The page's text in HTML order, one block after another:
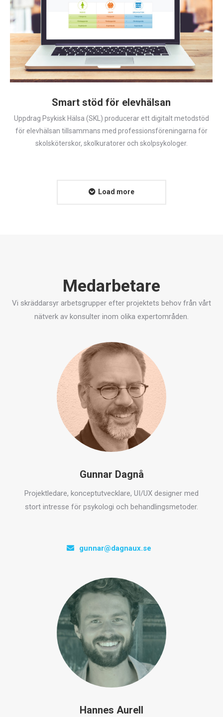
Smart stöd för elevhälsan
Uppdrag Psykisk Hälsa (SKL) producerar ett digitalt metodstöd
för elevhälsan tillsammans med professionsföreningarna för
skolsköterskor, skolkuratorer och skolpsykologer.
Load more
Medarbetare
Vi skräddarsyr arbetsgrupper efter projektets behov från vårt
nätverk av konsulter inom olika expertområden.
Gunnar Dagnå
Projektledare, konceptutvecklare, UI/UX designer med
stort intresse för psykologi och behandlingsmetoder.
gunnar@dagnaux.se
Hannes Aurell